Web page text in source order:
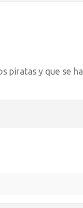
piratas y que se